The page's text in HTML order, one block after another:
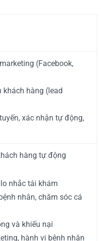
(Facebook,
hàng (lead
xác nhận tự động,
hàng tự động
nhắc tái khám
nhân, chăm sóc cá
và khiếu nại
hành vi bệnh nhân